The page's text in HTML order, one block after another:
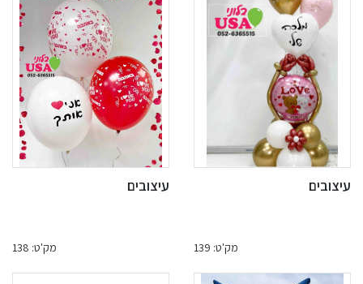
עיצובים
מק'ט: 139
עיצובים
מק'ט: 138